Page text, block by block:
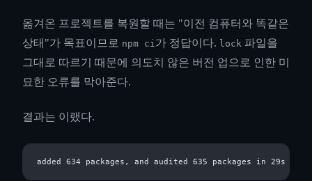
옮겨온 프로젝트를 복원할 때는 "이전 컴퓨터와 똑같은
상태"가 목표이므로 npm ci가 정답이다. lock 파일을
그대로 따르기 때문에 의도치 않은 버전 업으로 인한 미
묘한 오류를 막아준다.
결과는 이랬다.